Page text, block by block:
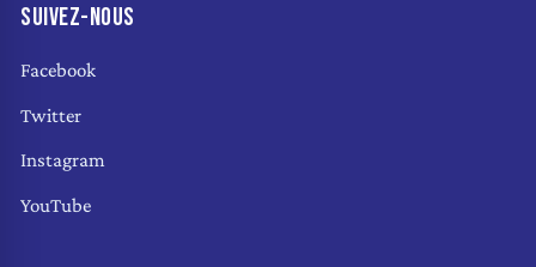
SUIVEZ-NOUS
Facebook
Twitter
Instagram
YouTube